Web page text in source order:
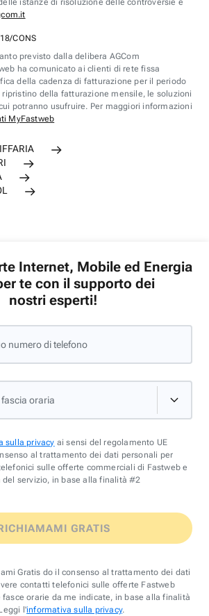
istanze di risoluzione delle controversie è
CONS
previsto dalla delibera AGCom
ha comunicato ai clienti di rete fissa
della cadenza di fatturazione per il periodo
della fatturazione mensile, le soluzioni
potranno usufruire. Per maggiori informazioni
MyFastweb
Internet, Mobile ed Energia
te con il supporto dei
nostri esperti!
numero di telefono
oraria
sulla privacy ai sensi del regolamento UE
al trattamento dei dati personali per
sulle offerte commerciali di Fastweb e
servizio, in base alla finalità #2
GRATIS
Gratis do il consenso al trattamento dei dati
contatti telefonici sulle offerte Fastweb
orarie da me indicate, in base alla finalità
l'informativa sulla privacy.